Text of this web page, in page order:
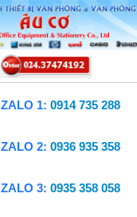
ZALO 1: 0914 735 288
ZALO 2: 0936 935 358
ZALO 3: 0935 358 058